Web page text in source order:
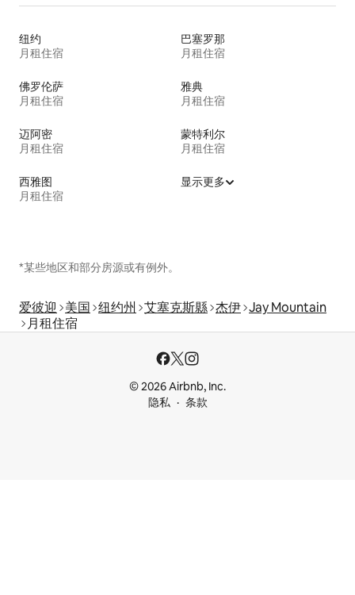
纽约
月租住宿
巴塞罗那
月租住宿
佛罗伦萨
月租住宿
雅典
月租住宿
迈阿密
月租住宿
蒙特利尔
月租住宿
西雅图
月租住宿
显示更多
*某些地区和部分房源或有例外。
爱彼迎 美国 纽约州 艾塞克斯縣 杰伊 Jay Mountain
月租住宿
© 2026 Airbnb, Inc.
隐私
条款